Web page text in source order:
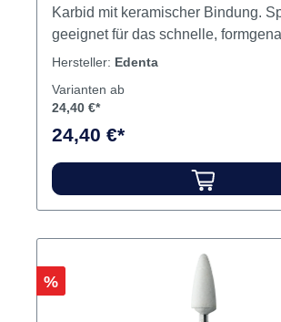
Karbid mit keramischer Bindung.
geeignet für das schnelle,
Konturieren und Finieren von:
Silber, Amalgam). Korngrösse = mittel, Bindung
Occlusalbearbeitung Keramik Mit
benutzen Drehzahl FG - 15.000 U/
7.000 U/min. Inhalt Schleifer
Hersteller: Edenta
Varianten ab
24,40 €*
24,40 €*
Rabatt
%